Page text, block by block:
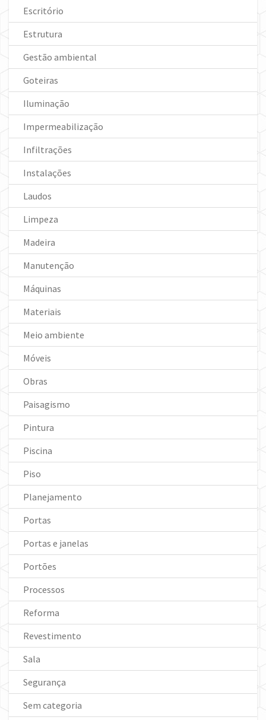
Escritório
Estrutura
Gestão ambiental
Goteiras
Iluminação
Impermeabilização
Infiltrações
Instalações
Laudos
Limpeza
Madeira
Manutenção
Máquinas
Materiais
Meio ambiente
Móveis
Obras
Paisagismo
Pintura
Piscina
Piso
Planejamento
Portas
Portas e janelas
Portões
Processos
Reforma
Revestimento
Sala
Segurança
Sem categoria